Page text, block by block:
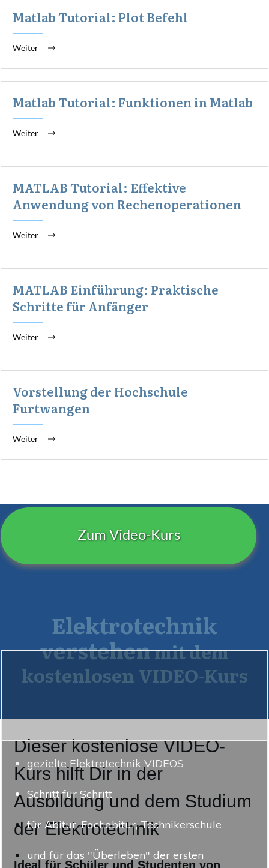
Matlab Tutorial: Plot Befehl
Weiter
Matlab Tutorial: Funktionen in Matlab
Weiter
MATLAB Tutorial: Effektive
Anwendung von Rechenoperationen
Weiter
MATLAB Einführung: Praktische
Schritte für Anfänger
Weiter
Vorstellung der Hochschule
Furtwangen
Weiter
Zum Video-Kurs
Elektrotechnik
verstehenmit dem
kostenlosen VIDEO-Kurs
gezielte Elektrotechnik VIDEOS
Schritt für Schritt
für Abitur, Fachabitur, Technikerschule
und für das "Überleben" der ersten
Dieser kostenlose VIDEO-
Kurs hilft Dir in der
Ausbildung und dem Studium
der Elektr ot e c hnik
Ideal für Schüler und Studenten von